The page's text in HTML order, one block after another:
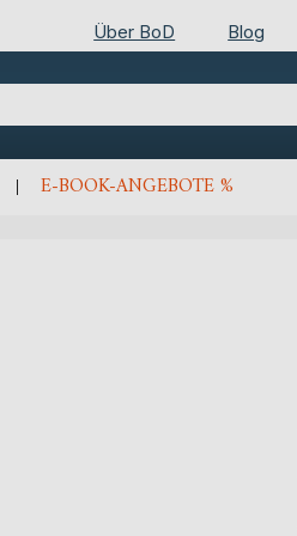
Über BoD Blog
E-BOOK-ANGEBOTE %